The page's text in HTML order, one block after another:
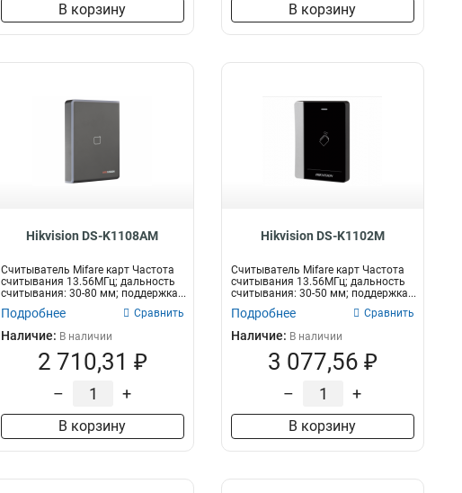
В корзину В корзину
Hikvision DS-K1108AM
Считыватель Mifare карт Частота
считывания 13.56МГц; дальность
считывания: 30-80 мм; поддержка...
Подробнее Сравнить
Наличие: В наличии
2 710,31 ₽
– +
В корзину
Hikvision DS-K1102M
Считыватель Mifare карт Частота
считывания 13.56МГц; дальность
считывания: 30-50 мм; поддержка...
Подробнее Сравнить
Наличие: В наличии
3 077,56 ₽
– +
В корзину